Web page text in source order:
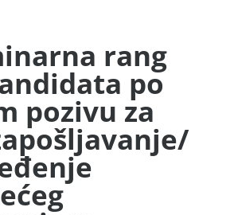
rang
po
pozivu za